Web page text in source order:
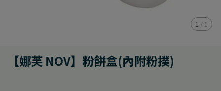
1 / 1
【娜芙 NOV】粉餅盒(內附粉撲)